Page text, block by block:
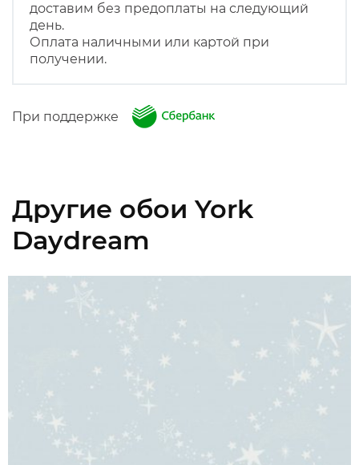
доставим без предоплаты на следующий
день.
Оплата наличными или картой при
получении.
При поддержке
Другие обои York
Daydream